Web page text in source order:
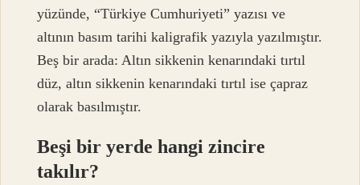
yüzünde, “Türkiye Cumhuriyeti” yazısı ve
altının basım tarihi kaligrafik yazıyla yazılmıştır.
Beş bir arada: Altın sikkenin kenarındaki tırtıl
düz, altın sikkenin kenarındaki tırtıl ise çapraz
olarak basılmıştır.
Beşi bir yerde hangi zincire
takılır?